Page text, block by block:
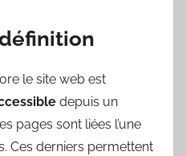
le site web est
depuis un
pages sont liées l’une
Ces derniers permettent